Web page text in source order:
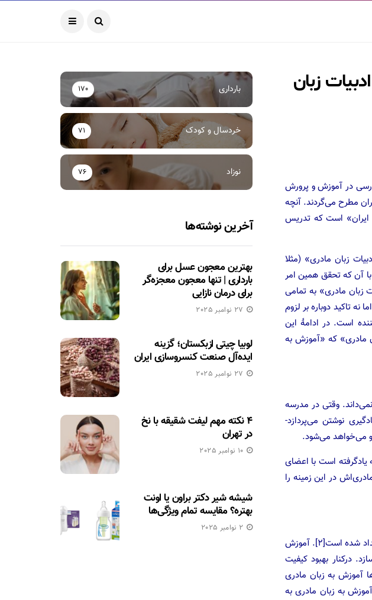
زبان
در آموزش و پرورش
مطرح می‌گردند. آنچه
ایران» است که تدریس
زبان مادری» (مثلا
آن که تحقق همین امر
زبان مادری» به تمامی
تاکید دوباره بر لزوم
است. در ادامهٔ این
مادری» که «آموزش به
وقتی در مدرسه
نوشتن می‌پردازد-
او می‌خواهد می‌شود.
یادگرفته است با اعضای
در این زمینه را
آموزش و پرورش یکی از پایه‌های اساسی شکوفایی انسان‌هاست و به عنوان یکی از حقوق بنیادین انسان قلمداد شده است[۲]. آموزش
درکنار بهبود کیفیت
آموزش به زبان مادری
در زیر برخی از کارکردهای آموزش به زبان مادری به
بارداری 170
خردسال و کودک 71
نوزاد 76
آخرین نوشته‌ها
بهترین معجون عسل برای
بارداری | تنها معجون معجزه‌گر
برای درمان نازایی
27 نوامبر 2025
لوبیا چیتی ازبکستان؛ گزینه
ایده‌آل صنعت کنسروسازی ایران
27 نوامبر 2025
۴ نکته مهم لیفت شقیقه با نخ
در تهران
10 نوامبر 2025
شیشه شیر دکتر براون یا اونت
بهتره؟ مقایسه تمام ویژگی‌ها
2 نوامبر 2025